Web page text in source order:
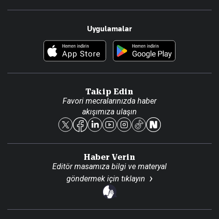
Resmî Ilanlar
Foto Haber
Hakkımızda
Künye
Reklam Ver
Uygulamalar
Takip Edin
Favori mecralarınızda haber
akışımıza ulaşın
Haber Verin
Editör masamıza bilgi ve materyal
göndermek için tıklayın